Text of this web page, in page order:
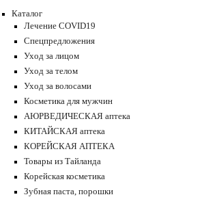
Каталог
Лечение COVID19
Спецпредложения
Уход за лицом
Уход за телом
Уход за волосами
Косметика для мужчин
АЮРВЕДИЧЕСКАЯ аптека
КИТАЙСКАЯ аптека
КОРЕЙСКАЯ АПТЕКА
Товары из Тайланда
Корейская косметика
Зубная паста, порошки